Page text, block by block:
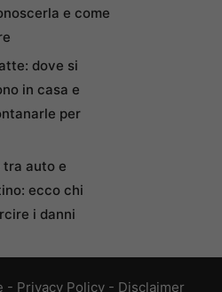
e come
dove si
in casa e
per
auto e
ecco chi
i danni
- Privacy Policy - Disclaimer